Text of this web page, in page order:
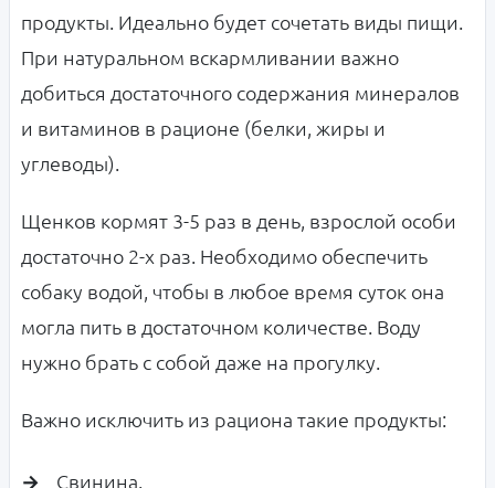
продукты. Идеально будет сочетать виды пищи.
При натуральном вскармливании важно
добиться достаточного содержания минералов
и витаминов в рационе (белки, жиры и
углеводы).
Щенков кормят 3-5 раз в день, взрослой особи
достаточно 2-х раз. Необходимо обеспечить
собаку водой, чтобы в любое время суток она
могла пить в достаточном количестве. Воду
нужно брать с собой даже на прогулку.
Важно исключить из рациона такие продукты:
Свинина.